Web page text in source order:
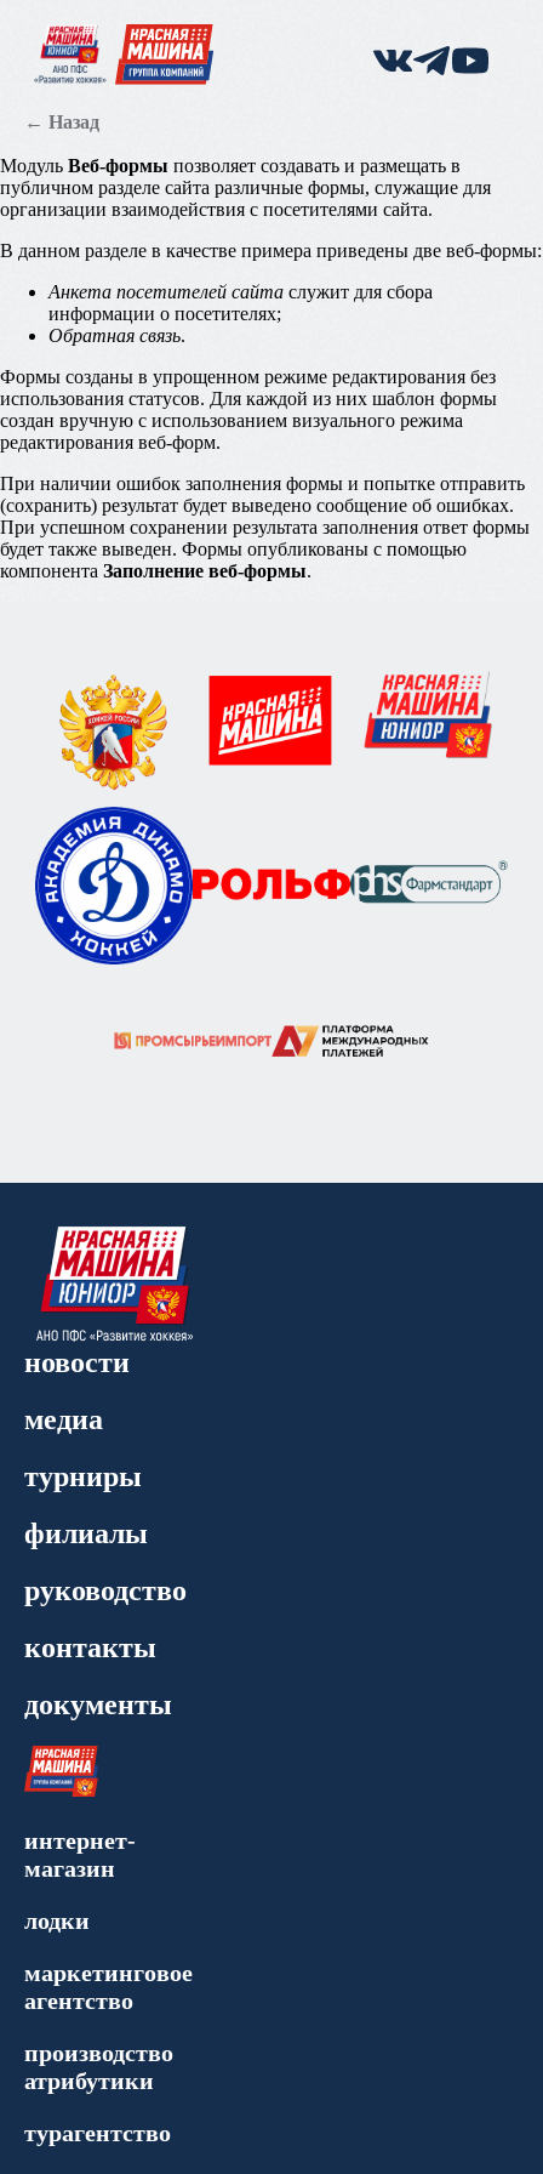
← Назад
Модуль Веб-формы позволяет создавать и размещать в
публичном разделе сайта различные формы, служащие для
организации взаимодействия с посетителями сайта.
В данном разделе в качестве примера приведены две веб-формы:
Анкета посетителей сайта служит для сбора
информации о посетителях;
Обратная связь.
Формы созданы в упрощенном режиме редактирования без
использования статусов. Для каждой из них шаблон формы
создан вручную с использованием визуального режима
редактирования веб-форм.
При наличии ошибок заполнения формы и попытке отправить
(сохранить) результат будет выведено сообщение об ошибках.
При успешном сохранении результата заполнения ответ формы
будет также выведен. Формы опубликованы с помощью
компонента Заполнение веб-формы.
новости
медиа
турниры
филиалы
руководство
контакты
документы
интернет-
магазин
лодки
маркетинговое
агентство
производство
атрибутики
турагентство